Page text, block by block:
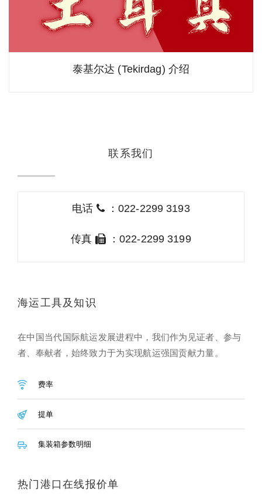
泰基尔达 (Tekirdag) 介绍
联系我们
电话 ：022-2299 3193
传真 ：022-2299 3199
海运工具及知识
在中国当代国际航运发展进程中，我们作为见证者、参与
者、奉献者，始终致力于为实现航运强国贡献力量。
费率
提单
集装箱参数明细
热门港口在线报价单